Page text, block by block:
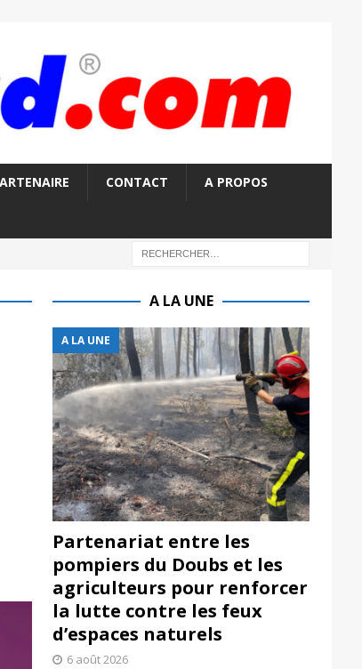
CONTACT A PROPOS
A LA UNE
A LA UNE
Partenariat entre les
pompiers du Doubs et les
agriculteurs pour renforcer
la lutte contre les feux
d’espaces naturels
6 août 2026